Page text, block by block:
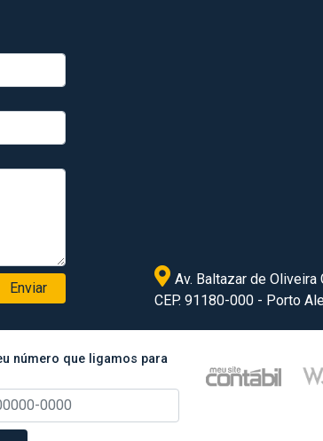
Enviar
Av. Baltazar de Oliveira
CEP. 91180-000 - Porto
número que ligamos para